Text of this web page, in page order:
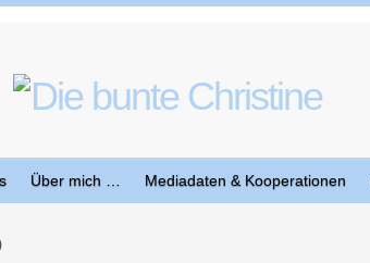
Über mich … Mediadaten & Kooperationen